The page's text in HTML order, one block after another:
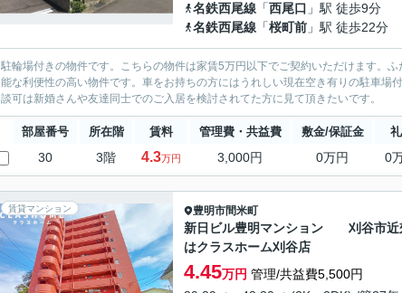
名鉄西尾線 「西尾口 」駅 徒歩9分
名鉄西尾線 「桜町前 」駅 徒歩22分
駐輪場付きの物件です。こちらの物件は家賃5万円以下でご契約いただけます。
能な利便性の高い物件です。車をお持ちの方にはうれしい現在空き有りの駐車場
談可は新婚さんや友達同士でのご入居を検討されてた方に見て頂きたいです。
部屋番号 所在階 賃料 管理費・共益費 敷金/保証金
30 3階 4.3万円 3,000円 0万円 0
賃貸マンション 豊明市間米町
新日ビル豊明マンション 刈谷市近
はクラスホーム刈谷店
4.45万円 管理/共益費5,500円